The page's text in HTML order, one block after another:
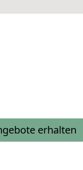
erhalten